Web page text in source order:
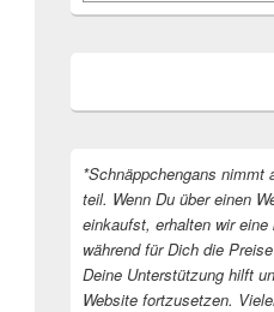
*Schnäppchengans nimmt
teil. Wenn Du über einen
einkaufst, erhalten wir eine
während für Dich die
Deine Unterstützung hilft
Website fortzusetzen.